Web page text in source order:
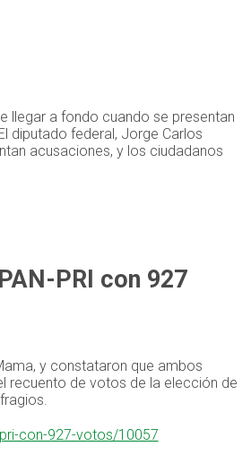
llegar a fondo cuando se presentan
diputado federal, Jorge Carlos
acusaciones, y los ciudadanos
PRI con 927
y constataron que ambos
recuento de votos de la elección de
con-927-votos/10057